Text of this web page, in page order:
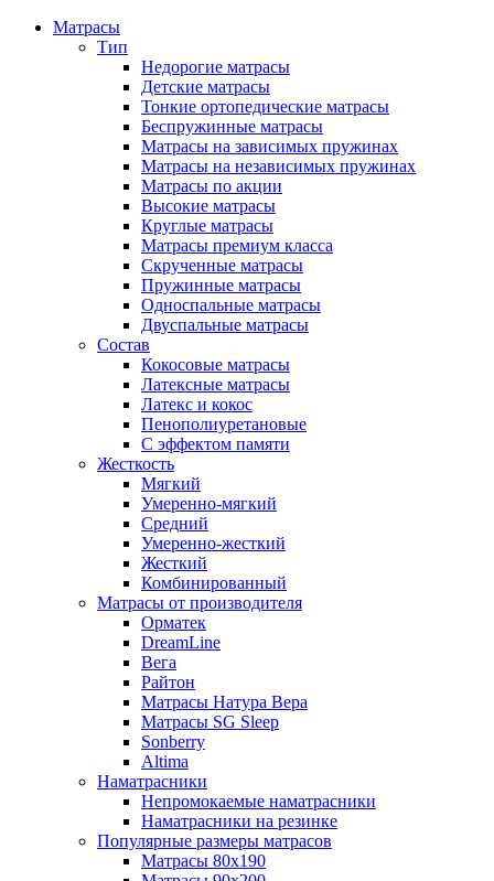
Матрасы
Тип
Недорогие матрасы
Детские матрасы
Тонкие ортопедические матрасы
Беспружинные матрасы
Матрасы на зависимых пружинах
Матрасы на независимых пружинах
Матрасы по акции
Высокие матрасы
Круглые матрасы
Матрасы премиум класса
Скрученные матрасы
Пружинные матрасы
Односпальные матрасы
Двуспальные матрасы
Состав
Кокосовые матрасы
Латексные матрасы
Латекс и кокос
Пенополиуретановые
С эффектом памяти
Жесткость
Мягкий
Умеренно-мягкий
Средний
Умеренно-жесткий
Жесткий
Комбинированный
Матрасы от производителя
Орматек
DreamLine
Вега
Райтон
Матрасы Натура Вера
Матрасы SG Sleep
Sonberry
Altima
Наматрасники
Непромокаемые наматрасники
Наматрасники на резинке
Популярные размеры матрасов
Матрасы 80x190